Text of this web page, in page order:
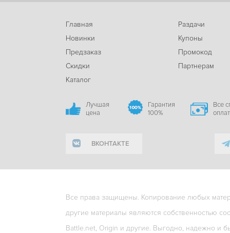
Главная
Новинки
Предзаказ
Скидки
Каталог
Раздачи
Купоны
Промокод
Партнерам
Лучшая
цена
Гарантия
100%
Все
ВКОНТАКТЕ
Все права защищены. Копирование любых
другие материалы являются собственностью
Battle.net, Origin и другие. Выгодно, надежно и